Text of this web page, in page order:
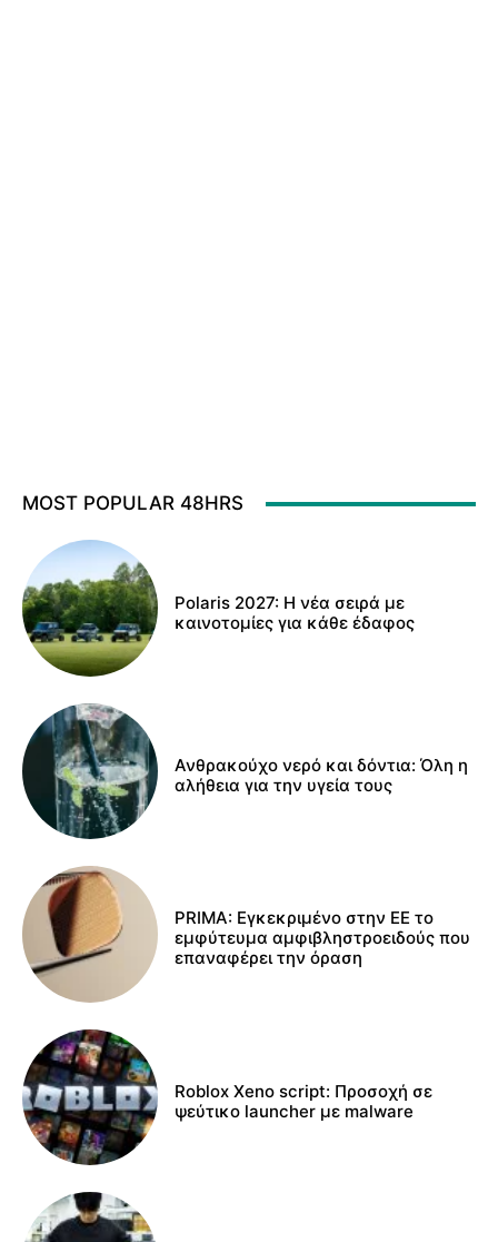
MOST POPULAR 48HRS
Polaris 2027: Η νέα σειρά με
καινοτομίες για κάθε έδαφος
Ανθρακούχο νερό και δόντια: Όλη η
αλήθεια για την υγεία τους
PRIMA: Εγκεκριμένο στην ΕΕ το
εμφύτευμα αμφιβληστροειδούς που
επαναφέρει την όραση
Roblox Xeno script: Προσοχή σε
ψεύτικο launcher με malware